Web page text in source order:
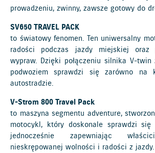
prowadzeniu, zwinny, zawsze gotowy do
SV650 TRAVEL PACK
to światowy fenomen. Ten uniwersalny
radości podczas jazdy miejskiej oraz
wypraw. Dzięki połączeniu silnika V-
podwoziem sprawdzi się zarówno na
autostradzie.
V-Strom 800 Travel Pack
to maszyna segmentu adventure,
motocykl, który doskonale sprawdzi
jednocześnie zapewniając
nieskrępowanej wolności i radości z jazdy.